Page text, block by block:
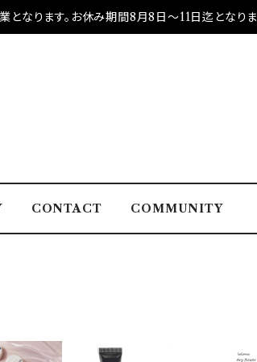
なります。お休み期間8月8日～11日迄となりま
CONTACT COMMUNITY